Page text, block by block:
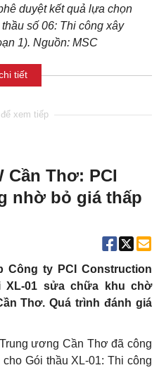
duyệt kết quả lựa chọn
số 06: Thi công xây
1). Nguồn: MSC
tiết
Cần Thơ: PCI
nhờ bỏ giá thấp
Công ty PCI Construction
01 sửa chữa khu chờ
Thơ. Quá trình đánh giá
ương Cần Thơ đã công
Gói thầu XL-01: Thi công